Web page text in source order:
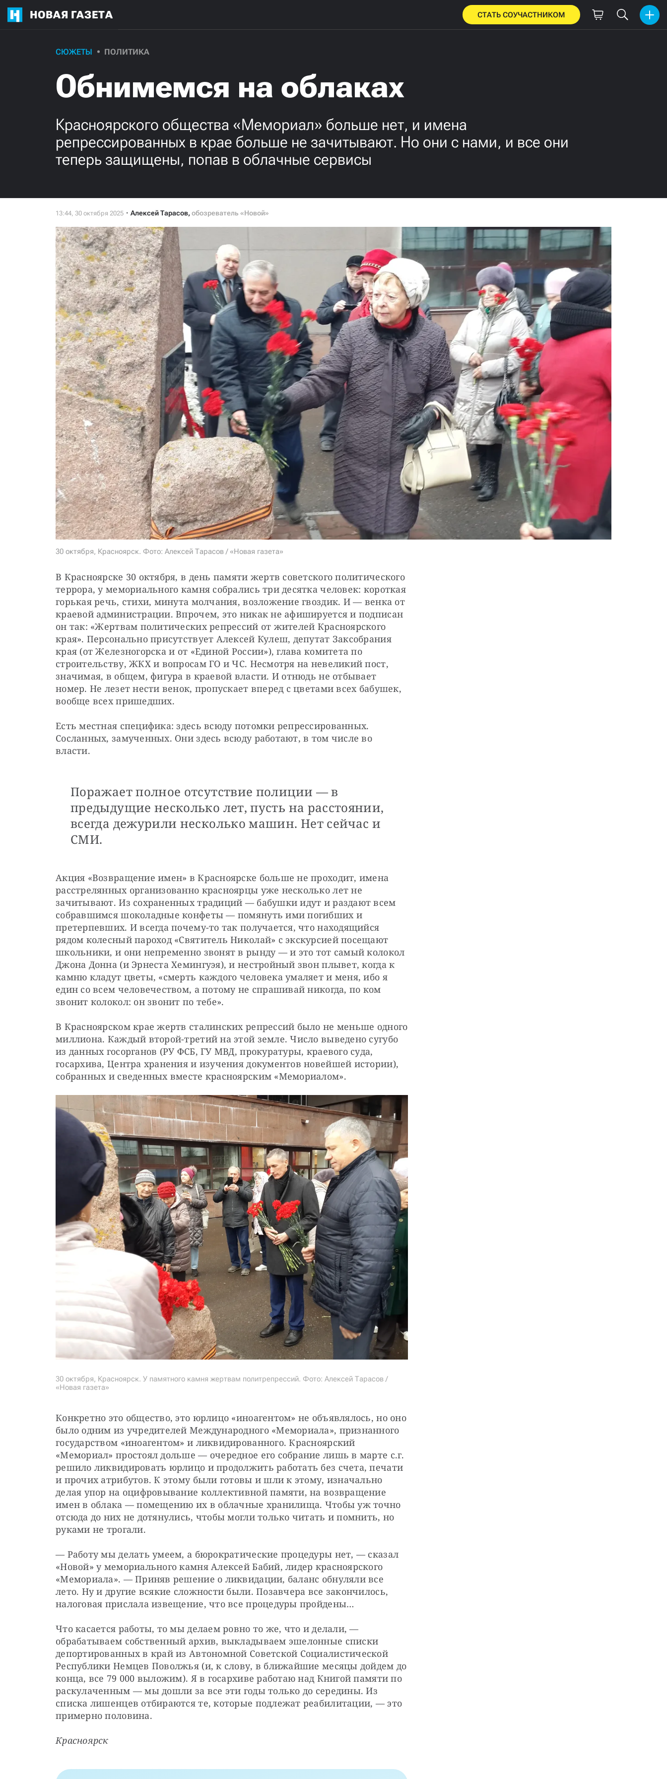
НОВАЯ ГАЗЕТА СТАТЬ СОУЧАСТНИКОМ
СЮЖЕТЫ ПОЛИТИКА
Обнимемся на облаках
Красноярского общества «Мемориал» больше нет, и имена
репрессированных в крае больше не зачитывают. Но они с нами, и все они
теперь защищены, попав в облачные сервисы
Алексей Тарасов, обозреватель «Новой»
30 октября, Красноярск. Фото: Алексей Тарасов / «Новая газета»
В Красноярске 30 октября, в день памяти жертв советского политического
террора, у мемориального камня собрались три десятка человек: короткая
горькая речь, стихи, минута молчания, возложение гвоздик. И — венка от
краевой администрации. Впрочем, это никак не афишируется и подписан
он так: «Жертвам политических репрессий от жителей Красноярского
края». Персонально присутствует Алексей Кулеш, депутат Заксобрания
края (от Железногорска и от «Единой России»), глава комитета по
строительству, ЖКХ и вопросам ГО и ЧС. Несмотря на невеликий пост,
значимая, в общем, фигура в краевой власти. И отнюдь не отбывает
номер. Не лезет нести венок, пропускает вперед с цветами всех бабушек,
вообще всех пришедших.
Есть местная специфика: здесь всюду потомки репрессированных.
Сосланных, замученных. Они здесь всюду работают, в том числе во
власти.
Поражает полное отсутствие полиции — в
предыдущие несколько лет, пусть на расстоянии,
всегда дежурили несколько машин. Нет сейчас и
СМИ.
Акция «Возвращение имен» в Красноярске больше не проходит, имена
расстрелянных организованно красноярцы уже несколько лет не
зачитывают. Из сохраненных традиций — бабушки идут и раздают всем
собравшимся шоколадные конфеты — помянуть ими погибших и
претерпевших. И всегда почему-то так получается, что находящийся
рядом колесный пароход «Святитель Николай» с экскурсией посещают
школьники, и они непременно звонят в рынду — и это тот самый колокол
Джона Донна (и Эрнеста Хемингуэя), и нестройный звон плывет, когда к
камню кладут цветы, «смерть каждого человека умаляет и меня, ибо я
един со всем человечеством, а потому не спрашивай никогда, по ком
звонит колокол: он звонит по тебе».
В Красноярском крае жертв сталинских репрессий было не меньше одного
миллиона. Каждый второй-третий на этой земле. Число выведено сугубо
из данных госорганов (РУ ФСБ, ГУ МВД, прокуратуры, краевого суда,
госархива, Центра хранения и изучения документов новейшей истории),
собранных и сведенных вместе красноярским «Мемориалом».
30 октября, Красноярск. У памятного камня жертвам политрепрессий. Фото: Алексей Тарасов /
«Новая газета»
Конкретно это общество, это юрлицо «иноагентом» не объявлялось, но оно
было одним из учредителей Международного «Мемориала», признанного
государством «иноагентом» и ликвидированного. Красноярский
«Мемориал» простоял дольше — очередное его собрание лишь в марте с.г.
решило ликвидировать юрлицо и продолжить работать без счета, печати
и прочих атрибутов. К этому были готовы и шли к этому, изначально
делая упор на оцифровывание коллективной памяти, на возвращение
имен в облака — помещению их в облачные хранилища. Чтобы уж точно
отсюда до них не дотянулись, чтобы могли только читать и помнить, но
руками не трогали.
— Работу мы делать умеем, а бюрократические процедуры нет, — сказал
«Новой» у мемориального камня Алексей Бабий, лидер красноярского
«Мемориала». — Приняв решение о ликвидации, баланс обнуляли все
лето. Ну и другие всякие сложности были. Позавчера все закончилось,
налоговая прислала извещение, что все процедуры пройдены…
Что касается работы, то мы делаем ровно то же, что и делали, —
обрабатываем собственный архив, выкладываем эшелонные списки
депортированных в край из Автономной Советской Социалистической
Республики Немцев Поволжья (и, к слову, в ближайшие месяцы дойдем до
конца, все 79 000 выложим). Я в госархиве работаю над Книгой памяти по
раскулаченным — мы дошли за все эти годы только до середины. Из
списка лишенцев отбираются те, которые подлежат реабилитации, — это
примерно половина.
Красноярск